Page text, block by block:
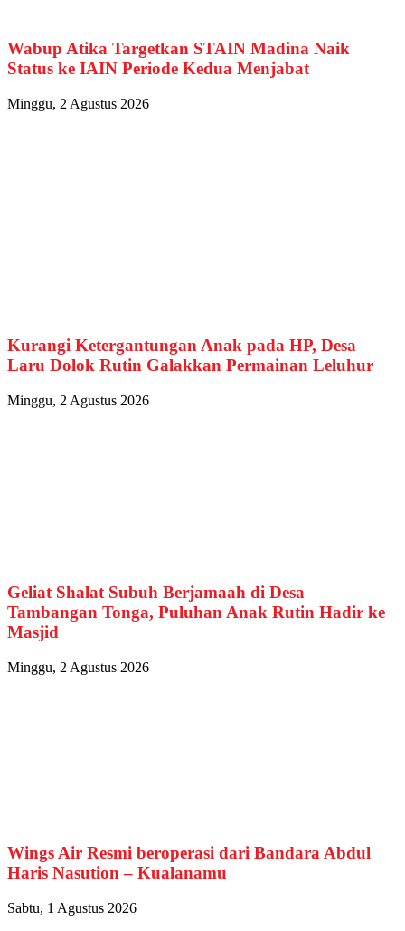
Wabup Atika Targetkan STAIN Madina Naik
Status ke IAIN Periode Kedua Menjabat
Minggu, 2 Agustus 2026
Kurangi Ketergantungan Anak pada HP, Desa
Laru Dolok Rutin Galakkan Permainan Leluhur
Minggu, 2 Agustus 2026
Geliat Shalat Subuh Berjamaah di Desa
Tambangan Tonga, Puluhan Anak Rutin Hadir ke
Masjid
Minggu, 2 Agustus 2026
Wings Air Resmi beroperasi dari Bandara Abdul
Haris Nasution – Kualanamu
Sabtu, 1 Agustus 2026